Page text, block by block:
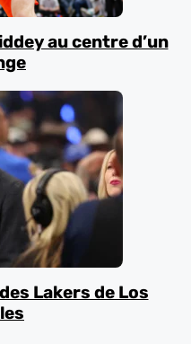
au centre d’un
Lakers de Los